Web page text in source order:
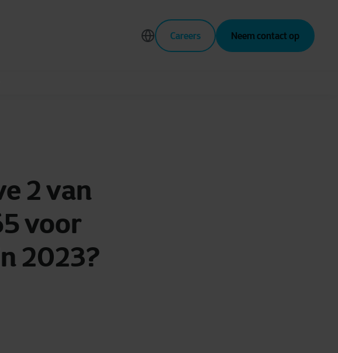
Careers Neem contact op
2 van
voor
2023?